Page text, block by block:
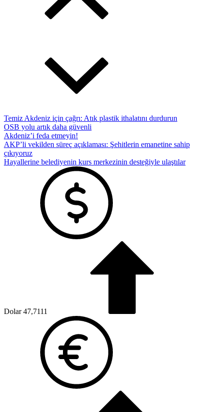
Temiz Akdeniz için çağrı: Atık plastik ithalatını durdurun
OSB yolu artık daha güvenli
Akdeniz’i feda etmeyin!
AKP’li vekilden süreç açıklaması: Şehitlerin emanetine sahip
çıkıyoruz
Hayallerine belediyenin kurs merkezinin desteğiyle ulaştılar
Dolar 47,7111